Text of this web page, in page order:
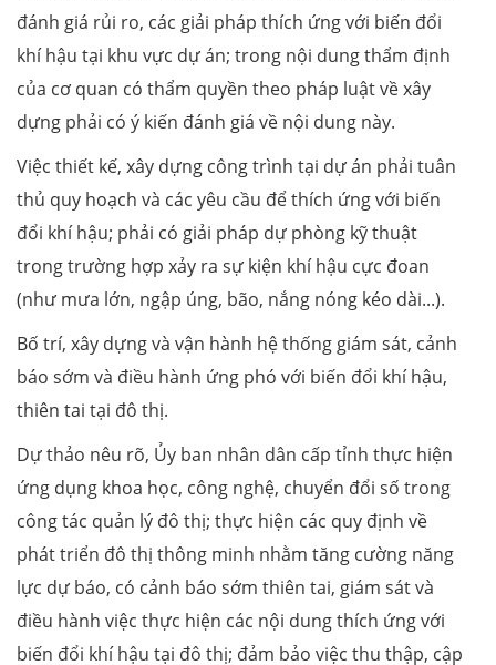
đánh giá rủi ro, các giải pháp thích ứng với biến đổi
khí hậu tại khu vực dự án; trong nội dung thẩm định
của cơ quan có thẩm quyền theo pháp luật về xây
dựng phải có ý kiến đánh giá về nội dung này.
Việc thiết kế, xây dựng công trình tại dự án phải tuân
thủ quy hoạch và các yêu cầu để thích ứng với biến
đổi khí hậu; phải có giải pháp dự phòng kỹ thuật
trong trường hợp xảy ra sự kiện khí hậu cực đoan
(như mưa lớn, ngập úng, bão, nắng nóng kéo dài...).
Bố trí, xây dựng và vận hành hệ thống giám sát, cảnh
báo sớm và điều hành ứng phó với biến đổi khí hậu,
thiên tai tại đô thị.
Dự thảo nêu rõ, Ủy ban nhân dân cấp tỉnh thực hiện
ứng dụng khoa học, công nghệ, chuyển đổi số trong
công tác quản lý đô thị; thực hiện các quy định về
phát triển đô thị thông minh nhằm tăng cường năng
lực dự báo, có cảnh báo sớm thiên tai, giám sát và
điều hành việc thực hiện các nội dung thích ứng với
biến đổi khí hậu tại đô thị; đảm bảo việc thu thập, cập